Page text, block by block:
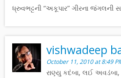
ધ્રુવભટ્ટની “અકૂપાર” ગીરના જંગલની
vishwadeep
October 11, 2010 at 8:49
રાણ્યુ કદંબા, લઈ